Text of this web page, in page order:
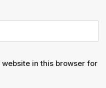
in this browser for